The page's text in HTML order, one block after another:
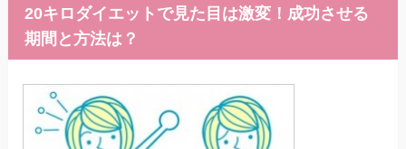
20キロダイエットで見た目は激変！成功させる
期間と方法は？